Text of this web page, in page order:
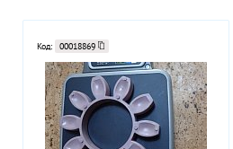
Код: 00018869